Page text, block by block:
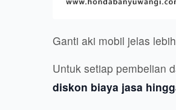
Ganti aki mobil jelas
Untuk setiap pembelian
diskon biaya jasa